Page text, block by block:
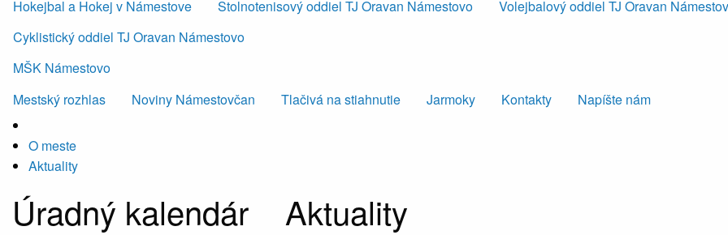
Hokejbal a Hokej v Námestove
Stolnotenisový oddiel TJ Oravan Námestovo Volejbalový oddiel TJ Oravan
Cyklistický oddiel TJ Oravan Námestovo
MŠK Námestovo
Mestský rozhlas
Noviny Námestovčan Tlačivá na stiahnutie Jarmoky Kontakty Napíšte nám
O meste
Aktuality
Úradný kalendár
Aktuality